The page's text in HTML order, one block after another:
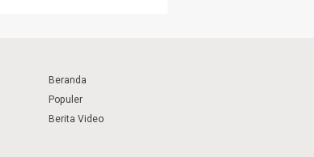
Beranda
Populer
Berita Video